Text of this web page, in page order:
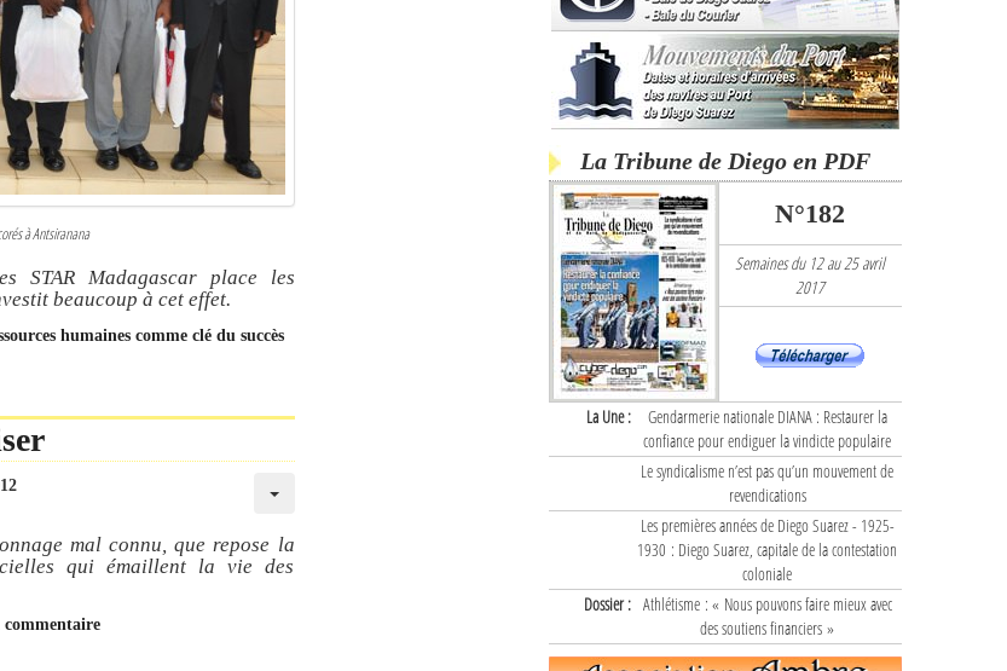
à Antsiranana
STAR Madagascar place les
beaucoup à cet effet.
humaines comme clé du succès
mal connu, que repose la
qui émaillent la vie des
La Tribune de Diego en PDF
N°182
Semaines du 12 au 25 avril
2017
La Une :
Gendarmerie nationale DIANA : Restaurer la
confiance pour endiguer la vindicte populaire
Le syndicalisme n’est pas qu’un mouvement de
revendications
Les premières années de Diego Suarez - 1925-
1930 : Diego Suarez, capitale de la contestation
coloniale
Dossier : Athlétisme : « Nous pouvons faire mieux avec
des soutiens financiers »